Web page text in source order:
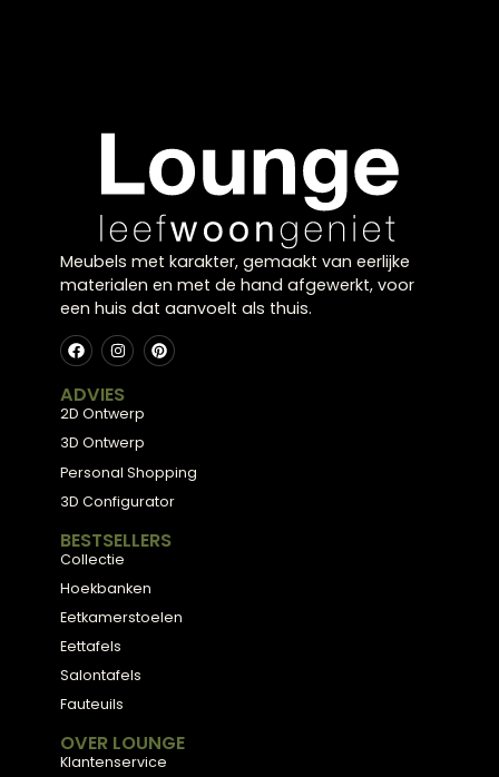
Meubels met karakter, gemaakt van eerlijke
materialen en met de hand afgewerkt, voor
een huis dat aanvoelt als thuis.
ADVIES
2D Ontwerp
3D Ontwerp
Personal Shopping
3D Configurator